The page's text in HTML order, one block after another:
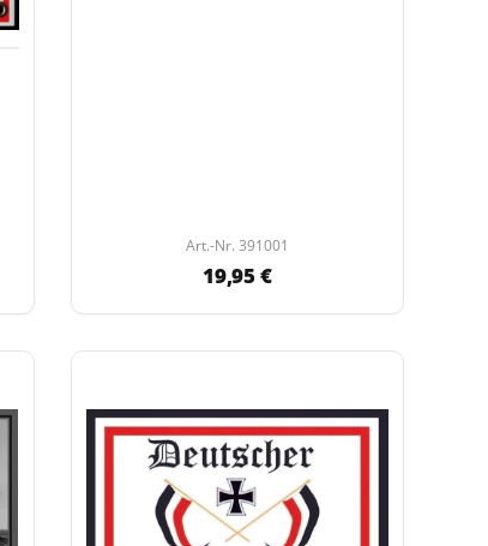
Art.-Nr. 391001
19,95 €